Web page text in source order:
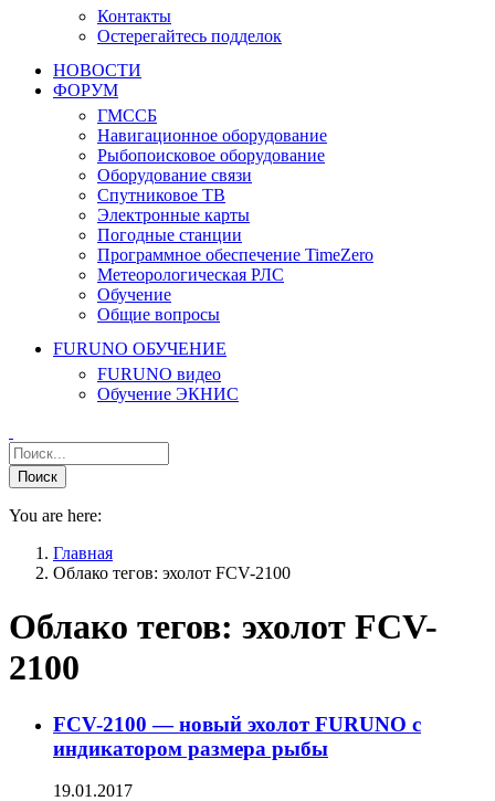
Контакты
Остерегайтесь подделок
НОВОСТИ
ФОРУМ
ГМССБ
Навигационное оборудование
Рыбопоисковое оборудование
Оборудование связи
Спутниковое ТВ
Электронные карты
Погодные станции
Программное обеспечение TimeZero
Метеорологическая РЛС
Обучение
Общие вопросы
FURUNO ОБУЧЕНИЕ
FURUNO видео
Обучение ЭКНИС
You are here:
Главная
Облако тегов: эхолот FCV-2100
Облако тегов: эхолот FCV-
2100
FCV-2100 — новый эхолот FURUNO с
индикатором размера рыбы
19.01.2017